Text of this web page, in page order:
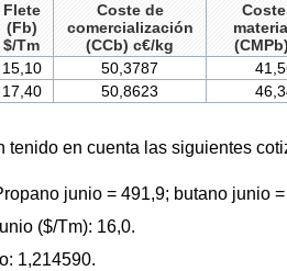
Flete
(Fb)
$/Tm
Coste de
comercialización
(CCb) c€/kg
15,10 50,3787
17,40 50,8623
tenido en cuenta las siguientes
junio = 491,9; butano junio
($/Tm): 16,0.
1,214590.